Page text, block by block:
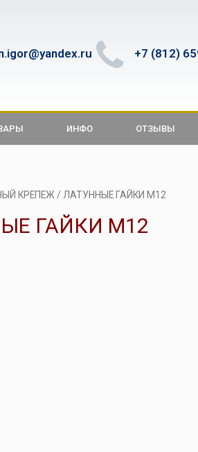
+7 (812)
ИНФО ОТЗЫВЫ
КРЕПЕЖ / ЛАТУННЫЕ ГАЙКИ М12
ГАЙКИ М12